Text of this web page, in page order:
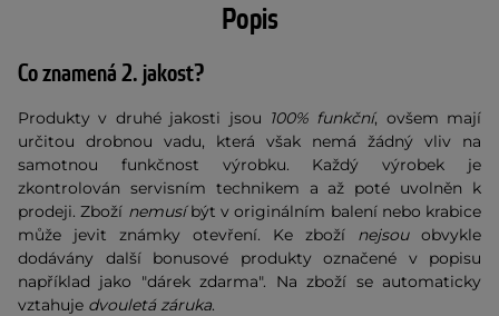
Popis
Co znamená 2. jakost?
Produkty v druhé jakosti jsou 100% funkční, ovšem mají
určitou drobnou vadu, která však nemá žádný vliv na
samotnou funkčnost výrobku. Každý výrobek je
zkontrolován servisním technikem a až poté uvolněn k
prodeji. Zboží nemusíbýt v originálním balení nebo krabice
může jevit známky otevření. Ke zboží nejsou obvykle
dodávány další bonusové produkty označené v popisu
například jako "dárek zdarma". Na zboží se automaticky
vztahuje dvouletá záruka.